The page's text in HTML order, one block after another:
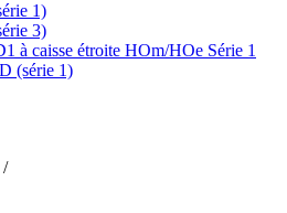
1)
3)
à caisse étroite HOm/HOe Série 1
(série 1)
/